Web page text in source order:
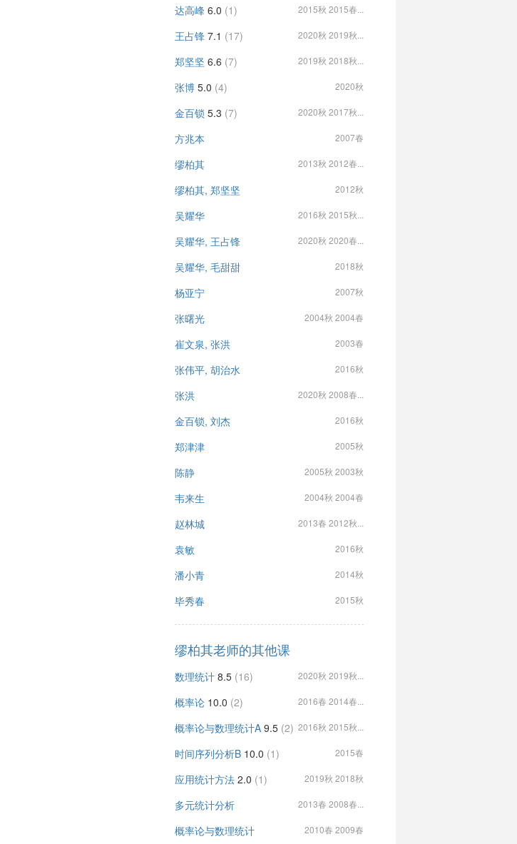
达高峰 6.0 (1) 2015秋 2015春...
王占锋 7.1 (17) 2020秋 2019秋...
郑坚坚 6.6 (7) 2019秋 2018秋...
张博 5.0 (4) 2020秋
金百锁 5.3 (7) 2020秋 2017秋...
方兆本 2007春
缪柏其 2013秋 2012春...
缪柏其, 郑坚坚 2012秋
吴耀华 2016秋 2015秋...
吴耀华, 王占锋 2020秋 2020春...
吴耀华, 毛甜甜 2018秋
杨亚宁 2007秋
张曙光 2004秋 2004春
崔文泉, 张洪 2003春
张伟平, 胡治水 2016秋
张洪 2020秋 2008春...
金百锁, 刘杰 2016秋
郑津津 2005秋
陈静 2005秋 2003秋
韦来生 2004秋 2004春
赵林城 2013春 2012秋...
袁敏 2016秋
潘小青 2014秋
毕秀春 2015秋
缪柏其老师的其他课
数理统计 8.5 (16) 2020秋 2019秋...
概率论 10.0 (2) 2016春 2014春...
概率论与数理统计A 9.5 (2) 2016秋 2015秋...
时间序列分析B 10.0 (1) 2015春
应用统计方法 2.0 (1) 2019秋 2018秋
多元统计分析 2013春 2008春...
概率论与数理统计 2010春 2009春